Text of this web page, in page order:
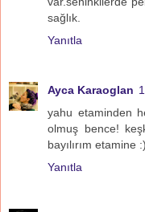
sağlık.
Yanıtla
Ayca Karaoglan
yahu etaminden
olmuş bence!
bayılırım etamine :)
Yanıtla